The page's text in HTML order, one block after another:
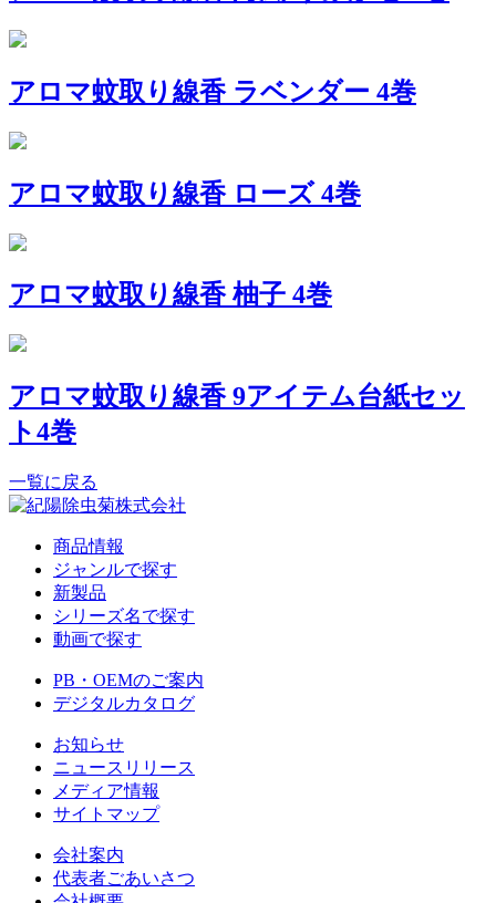
アロマ蚊取り線香 ラベンダー 4巻
アロマ蚊取り線香 ローズ 4巻
アロマ蚊取り線香 柚子 4巻
アロマ蚊取り線香 9アイテム台紙セッ
ト4巻
一覧に戻る
商品情報
ジャンルで探す
新製品
シリーズ名で探す
動画で探す
PB・OEMのご案内
デジタルカタログ
お知らせ
ニュースリリース
メディア情報
サイトマップ
会社案内
代表者ごあいさつ